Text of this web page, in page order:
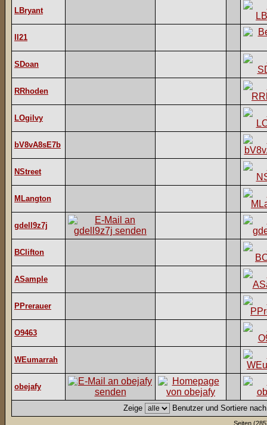
LBryant
II21
SDoan
RRhoden
LOgilvy
bV8vA8sE7b
NStreet
MLangton
gdell9z7j
BClifton
ASample
PPrerauer
O9463
WEumarrah
obejafy
Zeige Benutzer und Sortiere
Seiten